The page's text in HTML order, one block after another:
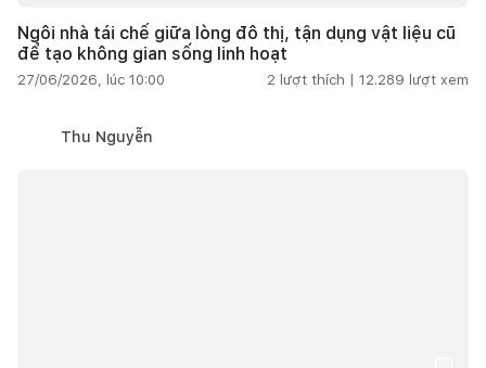
Ngôi nhà tái chế giữa lòng đô thị, tận dụng vật liệu cũ
để tạo không gian sống linh hoạt
27/06/2026, lúc 10:00 2 lượt thích | 12.289 lượt xem
Thu Nguyễn